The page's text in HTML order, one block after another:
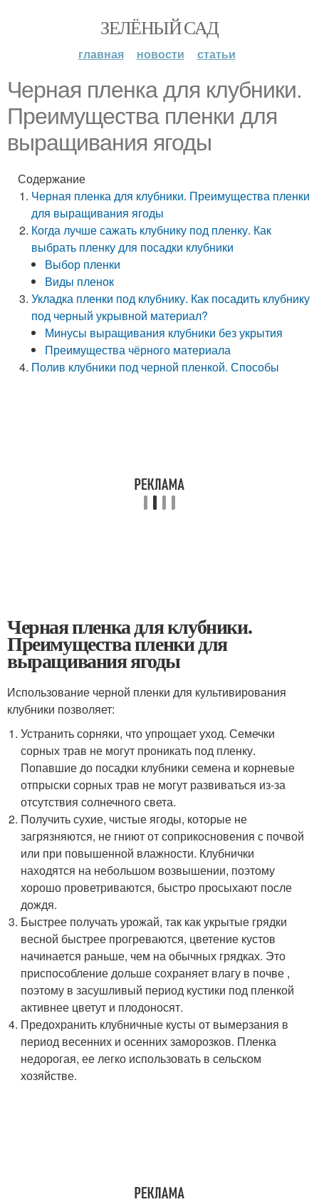
ЗЕЛЁНЫЙ САД
главная новости статьи
Черная пленка для клубники.
Преимущества пленки для
выращивания ягоды
Содержание
Черная пленка для клубники. Преимущества пленки
для выращивания ягоды
Когда лучше сажать клубнику под пленку. Как
выбрать пленку для посадки клубники
Выбор пленки
Виды пленок
Укладка пленки под клубнику. Как посадить клубнику
под черный укрывной материал?
Минусы выращивания клубники без укрытия
Преимущества чёрного материала
Полив клубники под черной пленкой. Способы
Черная пленка для клубники.
Преимущества пленки для
выращивания ягоды
Использование черной пленки для культивирования
клубники позволяет:
Устранить сорняки, что упрощает уход. Семечки
сорных трав не могут проникать под пленку.
Попавшие до посадки клубники семена и корневые
отпрыски сорных трав не могут развиваться из-за
отсутствия солнечного света.
Получить сухие, чистые ягоды, которые не
загрязняются, не гниют от соприкосновения с почвой
или при повышенной влажности. Клубнички
находятся на небольшом возвышении, поэтому
хорошо проветриваются, быстро просыхают после
дождя.
Быстрее получать урожай, так как укрытые грядки
весной быстрее прогреваются, цветение кустов
начинается раньше, чем на обычных грядках. Это
приспособление дольше сохраняет влагу в почве ,
поэтому в засушливый период кустики под пленкой
активнее цветут и плодоносят.
Предохранить клубничные кусты от вымерзания в
период весенних и осенних заморозков. Пленка
недорогая, ее легко использовать в сельском
хозяйстве.